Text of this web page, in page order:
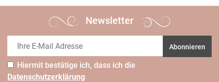
Newsletter
Abonnieren
Hiermit bestätige ich, dass ich die
Daten­schutz­erklärung